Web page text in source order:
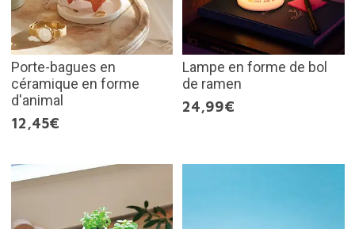
Porte-bagues en
céramique en forme
d'animal
12,45€
Lampe en forme de bol
de ramen
24,99€